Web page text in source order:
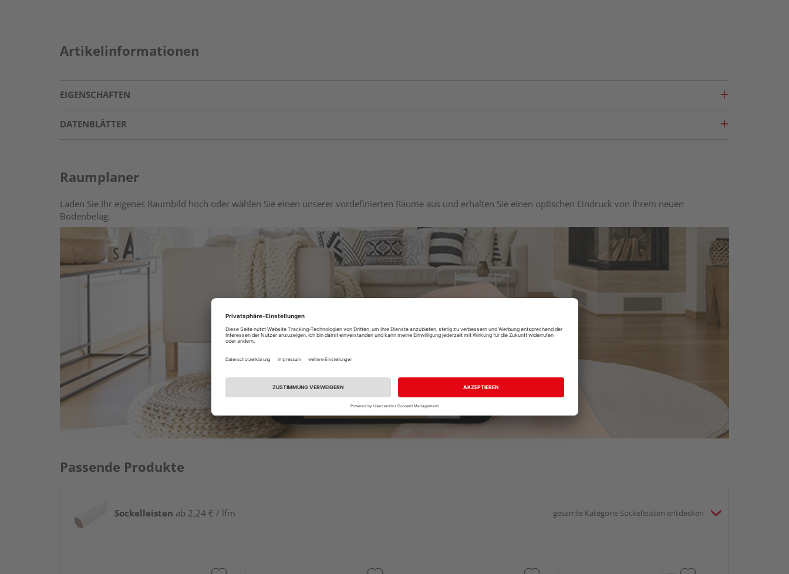
Artikelinformationen
EIGENSCHAFTEN
DATENBLÄTTER
Raumplaner
Laden Sie Ihr eigenes Raumbild hoch oder wählen Sie einen unserer vordefinierten Räume aus und erhalten Sie einen optischen Eindruck von Ihrem neuen
Bodenbelag.
Raumplaner
Passende Produkte
Sockelleisten ab 2,24 € / lfm gesamte Kategorie Sockelleisten entdecken